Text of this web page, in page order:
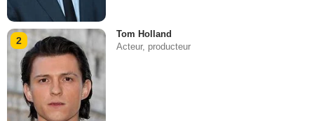
2
Tom Holland
Acteur, producteur